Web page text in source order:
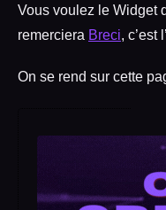
Vous voulez le Widget
remerciera Breci, c’est
On se rend sur cette